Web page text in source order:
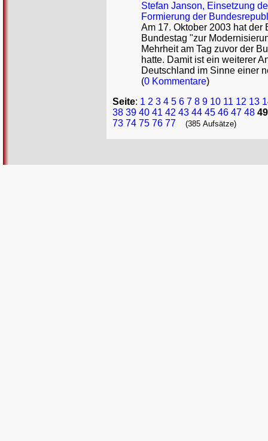
Stefan Janson, Einsetzung
Formierung der
Am 17. Oktober 2003 hat
Bundestag "zur
Mehrheit am Tag zuvor der
hatte. Damit ist ein weiterer
Deutschland im Sinne einer
(0 Kommentare)
Seite: 1 2 3 4 5 6 7 8 9 10 11 12 13
38 39 40 41 42 43 44 45 46 47 48 49
73 74 75 76 77 (385 Aufsätze)